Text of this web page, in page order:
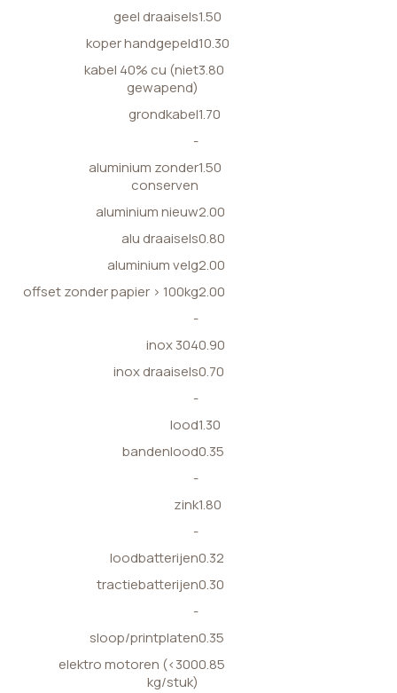
geel draaisels1.50
koper handgepeld10.30
kabel 40% cu (niet
gewapend)
3.80
grondkabel1.70
-
aluminium zonder
conserven
1.50
aluminium nieuw2.00
alu draaisels0.80
aluminium velg2.00
offset zonder papier > 100kg2.00
-
inox 3040.90
inox draaisels0.70
-
lood1.30
bandenlood0.35
-
zink1.80
-
loodbatterijen0.32
tractiebatterijen0.30
-
sloop/printplaten0.35
elektro motoren (<300
kg/stuk)
0.85